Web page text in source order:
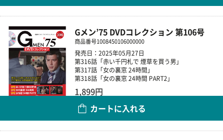
Gメン’75 DVDコレクション 第106号
商品番号1008450106000000
発売日：2025年05月27日
第316話「赤い千円札で 煙草を買う男」
第317話「女の裏窓 24時間」
第318話「女の裏窓 24時間 PART2」
1,899円
カートに入れる